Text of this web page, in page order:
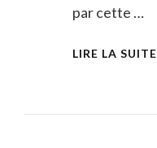
par cette …
LIRE LA SUITE